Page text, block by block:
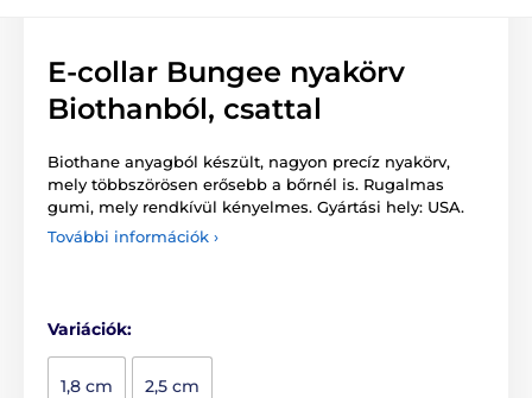
E-collar Bungee nyakörv
Biothanból, csattal
Biothane anyagból készült, nagyon precíz nyakörv,
mely többszörösen erősebb a bőrnél is. Rugalmas
gumi, mely rendkívül kényelmes. Gyártási hely: USA.
További információk ›
Variációk:
1,8 cm 2,5 cm